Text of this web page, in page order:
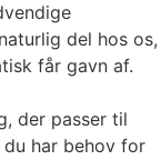
del hos os,
får gavn af.
der passer til
har behov for